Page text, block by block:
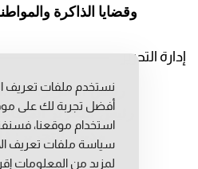
وقضايا الذاكرة
إدارة التحرير
رئيس التحرير: عبد
رئيس التحرير
مديرة التحرير:
نستخدم ملفات تعريف
أفضل تجربة لك على
استخدام موقعنا،
سياسة ملفات تعريف
لمزيد من المعلومات